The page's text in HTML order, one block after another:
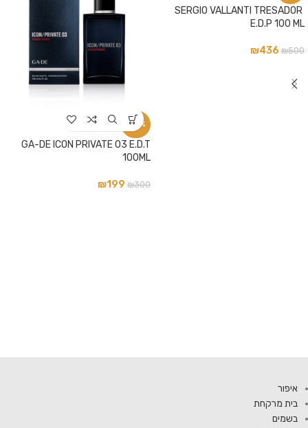
SERGIO VALLANTI TRESADOR
E.D.P 100 ML
₪500
₪436
-34%
GA-DE ICON PRIVATE 03 E.D.T
100ML
₪300
₪199
איפור
בית מרקחת
בשמים